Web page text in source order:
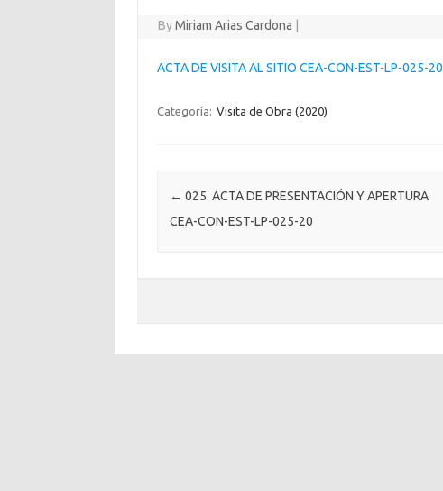
ByMiriam Arias Cardona
ACTA DE VISITA AL SITIO CEA-CON-EST-LP-025-20
Categoría: Visita de Obra (2020)
Post navigation
← 025. ACTA DE PRESENTACIÓN Y APERTURA
CEA-CON-EST-LP-025-20